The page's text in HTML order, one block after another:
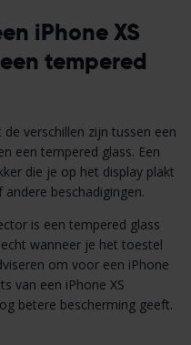
iPhone XS
tempered
verschillen zijn tussen een
een tempered glass. Een
die je op het display plakt
beschadigingen.
is een tempered glass
wanneer je het toestel
om voor een iPhone
van een iPhone XS
betere bescherming geeft.